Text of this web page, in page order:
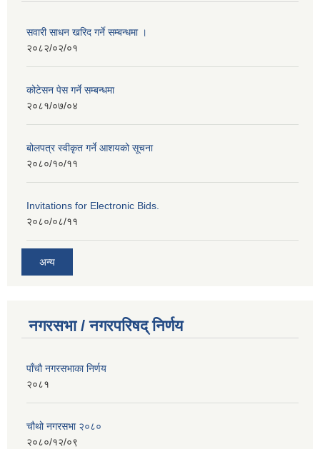
सवारी साधन खरिद गर्ने सम्बन्धमा ।
२०८२/०२/०१
कोटेसन पेस गर्ने सम्बन्धमा
२०८१/०७/०४
बोलपत्र स्वीकृत गर्ने आशयको सूचना
२०८०/१०/११
Invitations for Electronic Bids.
२०८०/०८/११
अन्य
नगरसभा / नगरपरिषद् निर्णय
पाँचौ नगरसभाका निर्णय
२०८१
चौथो नगरसभा २०८०
२०८०/१२/०९